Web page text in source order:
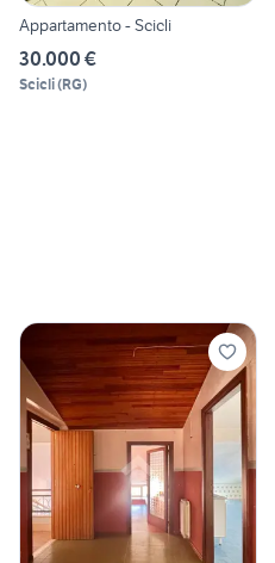
Appartamento - Scicli
30.000 €
Scicli(RG)